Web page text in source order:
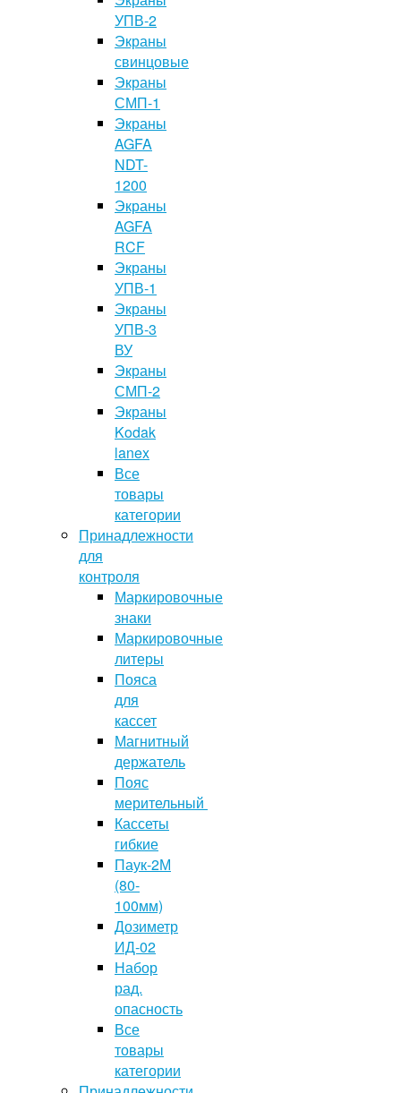
УПВ-2
Экраны
свинцовые
Экраны
СМП-1
Экраны
AGFA
NDT-
1200
Экраны
AGFA
RCF
Экраны
УПВ-1
Экраны
УПВ-3
ВУ
Экраны
СМП-2
Экраны
Kodak
lanex
Все
товары
категории
Принадлежности
для
контроля
Маркировочные
знаки
Маркировочные
литеры
Пояса
для
кассет
Магнитный
держатель
Пояс
мерительный
Кассеты
гибкие
Паук-2М
(80-
100мм)
Дозиметр
ИД-02
Набор
рад.
опасность
Все
товары
категории